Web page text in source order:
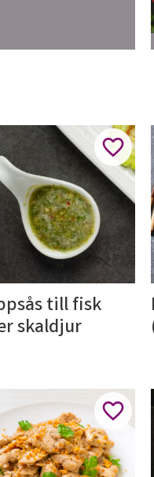
till fisk
skaldjur
Lägg
Lägg